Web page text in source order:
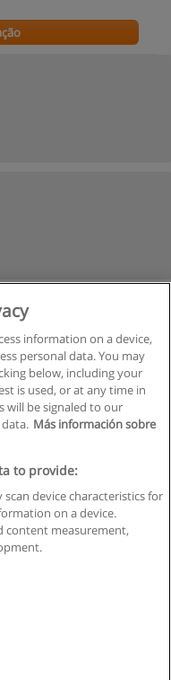
Educaedu
CIF : B-95610580: -
information on a device,
personal data. You may
below, including your
is used, or at any time in
will be signaled to our
Más información sobre
to provide:
device characteristics for
on a device.
content measurement,